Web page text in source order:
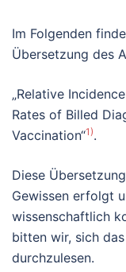
Im Folgenden
Übersetzung des
„Relative
Rates of Billed
Vaccination“1).
Diese
Gewissen erfolgt
wissenschaftlich
bitten wir, sich das
durchzulesen.